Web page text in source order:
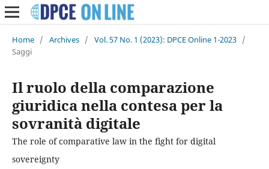
Home / Archives / Vol. 57 No. 1 (2023): DPCE Online 1-2023 /
Saggi
Il ruolo della comparazione
giuridica nella contesa per la
sovranità digitale
The role of comparative law in the fight for digital
sovereignty